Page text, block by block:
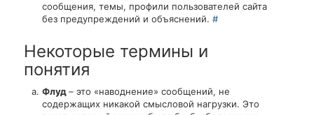
сообщения, темы, профили пользователей сайта
без предупреждений и объяснений. #
Некоторые термины и
понятия
Флуд– это «наводнение» сообщений, не
содержащих никакой смысловой нагрузки. Это